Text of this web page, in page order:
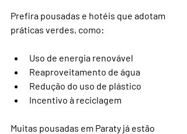
Prefira pousadas e hotéis que adotam
práticas verdes, como:
Uso de energia renovável
Reaproveitamento de água
Redução do uso de plástico
Incentivo à reciclagem
Muitas pousadas em Paraty já estão